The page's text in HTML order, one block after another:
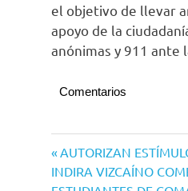
el objetivo de llevar
apoyo de la
anónimas y 911 ante
Comentarios
Navegación
de
Entrada
anterior:
AUTORIZAN
Siguiente
INDIRA VIZCAÍNO